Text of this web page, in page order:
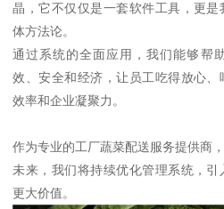
晶，它不仅仅是一套软件工具，更
体方法论。
通过系统的全面应用，我们能够帮
效、安全和经济，让员工吃得放心
效率和企业凝聚力。
作为专业的工厂蔬菜配送服务提供商
未来，我们将持续优化管理系统，
更大价值。